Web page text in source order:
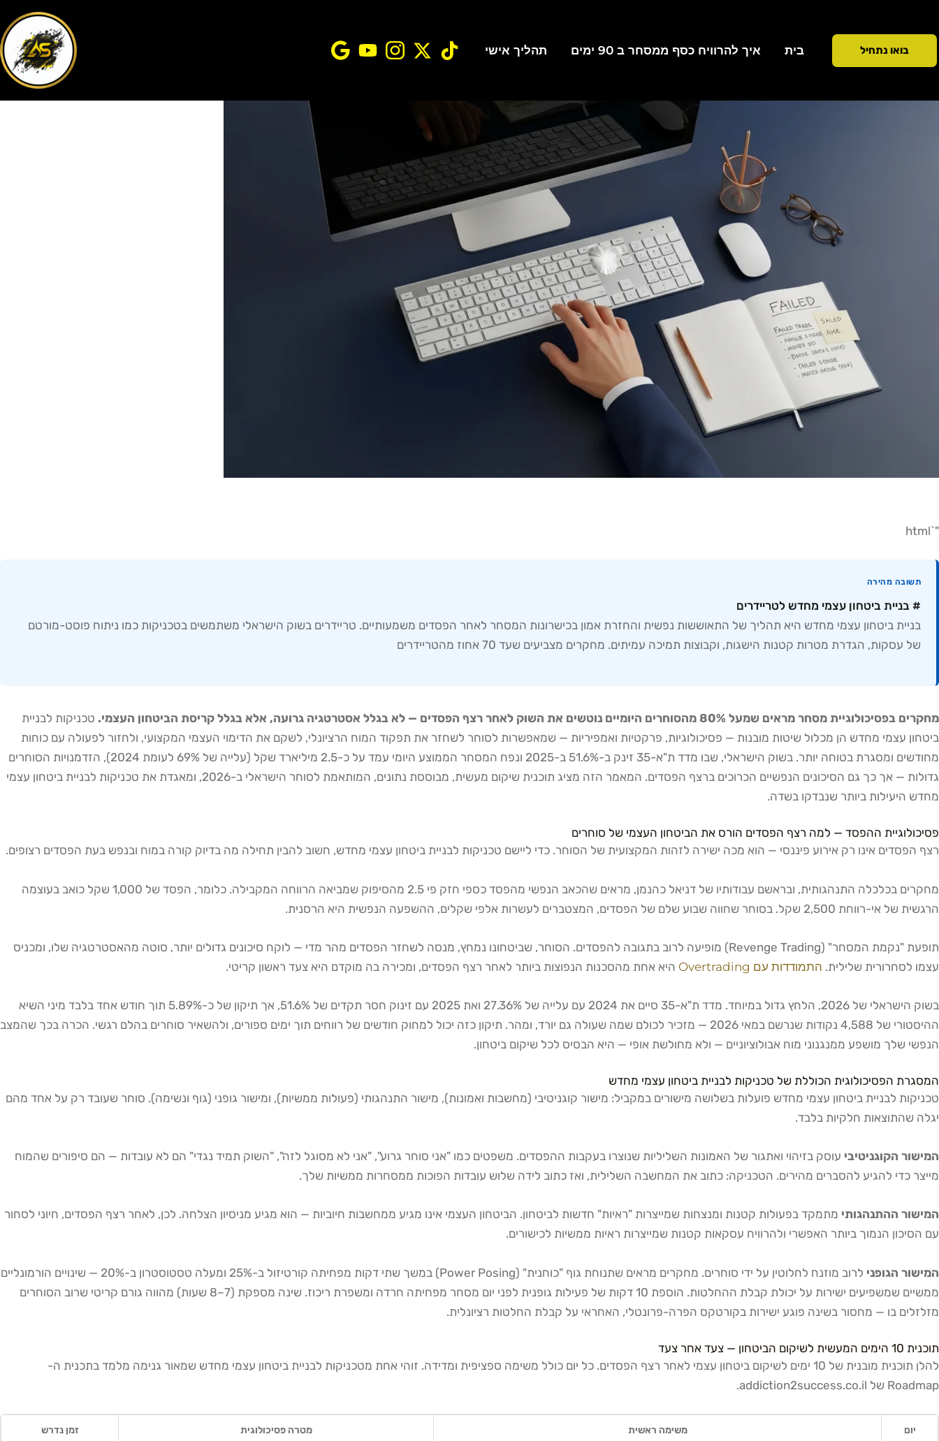
בואו נתחיל בית איך להרוויח כסף ממסחר ב 90 ימים
תהליך אישי
כתיבת תגובה /פסיכולוגיה
"`html
תשובה מהירה
# בניית ביטחון עצמי מחדש לטריידרים
בניית ביטחון עצמי מחדש היא תהליך של התאוששות נפשית והחזרת אמון בכישרונות המסחר לאחר הפסדים משמעותיים. טריידרים בשוק הישראלי משתמשים בטכניקות כמו ניתוח פוסט-מורטם
של עסקות, הגדרת מטרות קטנות הישגות, וקבוצות תמיכה עמיתים. מחקרים מצביעים שעד 70 אחוז מהטריידרים
מחקרים בפסיכולוגיית מסחר מראים שמעל 80% מהסוחרים היומיים נוטשים את השוק לאחר רצף הפסדים — לא בגלל אסטרטגיה גרועה, אלא בגלל קריסת הביטחון העצמי.
טכניקות לבניית
ביטחון עצמי מחדש הן מכלול שיטות מובנות — פסיכולוגיות, פרקטיות ואמפיריות — שמאפשרות לסוחר לשחזר את תפקוד המוח הרציונלי, לשקם את הדימוי העצמי המקצועי, ולחזור לפעולה עם כוחות
מחודשים ומסגרת בטוחה יותר. בשוק הישראלי, שבו מדד ת"א-35 זינק ב-51.6% ב-2025 ונפח המסחר הממוצע היומי עמד על כ-2.5 מיליארד שקל (עלייה של 69% לעומת 2024), הזדמנויות הסוחרים
גדולות — אך כך גם הסיכונים הנפשיים הכרוכים ברצף הפסדים. המאמר הזה מציג תוכנית שיקום מעשית, מבוססת נתונים, המותאמת לסוחר הישראלי ב-2026, ומאגדת את טכניקות לבניית ביטחון עצמי
מחדש היעילות ביותר שנבדקו בשדה.
פסיכולוגיית ההפסד — למה רצף הפסדים הורס את הביטחון העצמי של סוחרים
רצף הפסדים אינו רק אירוע פיננסי — הוא מכה ישירה לזהות המקצועית של הסוחר. כדי ליישם טכניקות לבניית ביטחון עצמי מחדש, חשוב להבין תחילה מה בדיוק קורה במוח ובנפש בעת הפסדים רצופים.
מחקרים בכלכלה התנהגותית, ובראשם עבודותיו של דניאל כהנמן, מראים שהכאב הנפשי מהפסד כספי חזק פי 2.5 מהסיפוק שמביאה הרווחה המקבילה. כלומר, הפסד של 1,000 שקל כואב בעוצמה
הרגשית של אי-רווחת 2,500 שקל. בסוחר שחווה שבוע שלם של הפסדים, המצטברים לעשרות אלפי שקלים, ההשפעה הנפשית היא הרסנית.
תופעת "נקמת המסחר" (Revenge Trading) מופיעה לרוב בתגובה להפסדים. הסוחר, שביטחונו נמחץ, מנסה לשחזר הפסדים מהר מדי — לוקח סיכונים גדולים יותר, סוטה מהאסטרטגיה שלו, ומכניס
עצמו לסחרורית שלילית. התמודדות עם Overtrading היא אחת מהסכנות הנפוצות ביותר לאחר רצף הפסדים, ומכירה בה מוקדם היא צעד ראשון קריטי.
בשוק הישראלי של 2026, הלחץ גדול במיוחד. מדד ת"א-35 סיים את 2024 עם עלייה של 27.36% ואת 2025 עם זינוק חסר תקדים של 51.6%, אך תיקון של כ-5.89% תוך חודש אחד בלבד מיני השיא
ההיסטורי של 4,588 נקודות שנרשם במאי 2026 — מזכיר לכולם שמה שעולה גם יורד, ומהר. תיקון כזה יכול למחוק חודשים של רווחים תוך ימים ספורים, ולהשאיר סוחרים בהלם רגשי. הכרה בכך שהמצב
הנפשי שלך מושפע ממנגנוני מוח אבולוציוניים — ולא מחולשת אופי — היא הבסיס לכל שיקום ביטחון.
המסגרת הפסיכולוגית הכוללת של טכניקות לבניית ביטחון עצמי מחדש
טכניקות לבניית ביטחון עצמי מחדש פועלות בשלושה מישורים במקביל: מישור קוגניטיבי (מחשבות ואמונות), מישור התנהגותי (פעולות ממשיות), ומישור גופני (גוף ונשימה). סוחר שעובד רק על אחד מהם
יגלה שהתוצאות חלקיות בלבד.
המישור הקוגניטיבי עוסק בזיהוי ואתגור של האמונות השליליות שנוצרו בעקבות ההפסדים. משפטים כמו "אני סוחר גרוע", "אני לא מסוגל לזה", "השוק תמיד נגדי" הם לא עובדות — הם סיפורים שהמוח
מייצר כדי להגיע להסברים מהירים. הטכניקה: כתוב את המחשבה השלילית, ואז כתוב לידה שלוש עובדות הפוכות ממסחרות ממשיות שלך.
המישור ההתנהגותי מתמקד בפעולות קטנות ומנצחות שמייצרות "ראיות" חדשות לביטחון. הביטחון העצמי אינו מגיע ממחשבות חיוביות — הוא מגיע מניסיון הצלחה. לכן, לאחר רצף הפסדים, חיוני לסחור
עם הסיכון הנמוך ביותר האפשרי ולהרוויח עסקאות קטנות שמייצרות ראיות ממשיות לכישורים.
המישור הגופני
לרוב מוזנח לחלוטין על ידי סוחרים. מחקרים מראים שתנוחת גוף "כוחנית" (Power Posing) במשך שתי דקות מפחיתה קורטיזול ב-25% ומעלה טסטוסטרון ב-20% — שינויים הורמונליים
ממשיים שמשפיעים ישירות על יכולת קבלת ההחלטות. הוספת 10 דקות של פעילות גופנית לפני יום מסחר מפחיתה חרדה ומשפרת ריכוז. שינה מספקת (7–8 שעות) מהווה גורם קריטי שרוב הסוחרים
מזלזלים בו — מחסור בשינה פוגע ישירות בקורטקס הפרה-פרונטלי, האחראי על קבלת החלטות רציונלית.
תוכנית 10 הימים המעשית לשיקום הביטחון — צעד אחר צעד
להלן תוכנית מובנית של 10 ימים לשיקום ביטחון עצמי לאחר רצף הפסדים. כל יום כולל משימה ספציפית ומדידה. זוהי אחת מטכניקות לבניית ביטחון עצמי מחדש שמאור גנימה מלמד בתכנית ה-
Roadmap של addiction2success.co.il.
יום משימה ראשית מטרה פסיכולוגית זמן נדרש